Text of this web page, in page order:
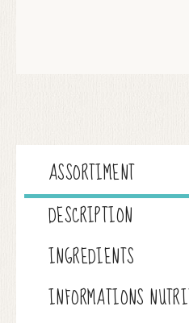
ASSORTIMENT
DESCRIPTION
INGREDIENTS
INFORMATIONS